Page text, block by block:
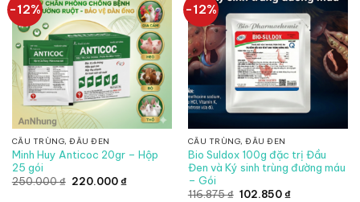
-12%
CẦU TRÙNG, ĐẦU ĐEN
Minh Huy Anticoc 20gr – Hộp
25 gói
250.000₫ Giá
220.000₫Giá
-12%
CẦU TRÙNG, ĐẦU ĐEN
Bio Suldox 100g đặc trị Đầu
Đen và Ký sinh trùng đường máu
– Gói
116.875₫ Giá
102.850₫Giá